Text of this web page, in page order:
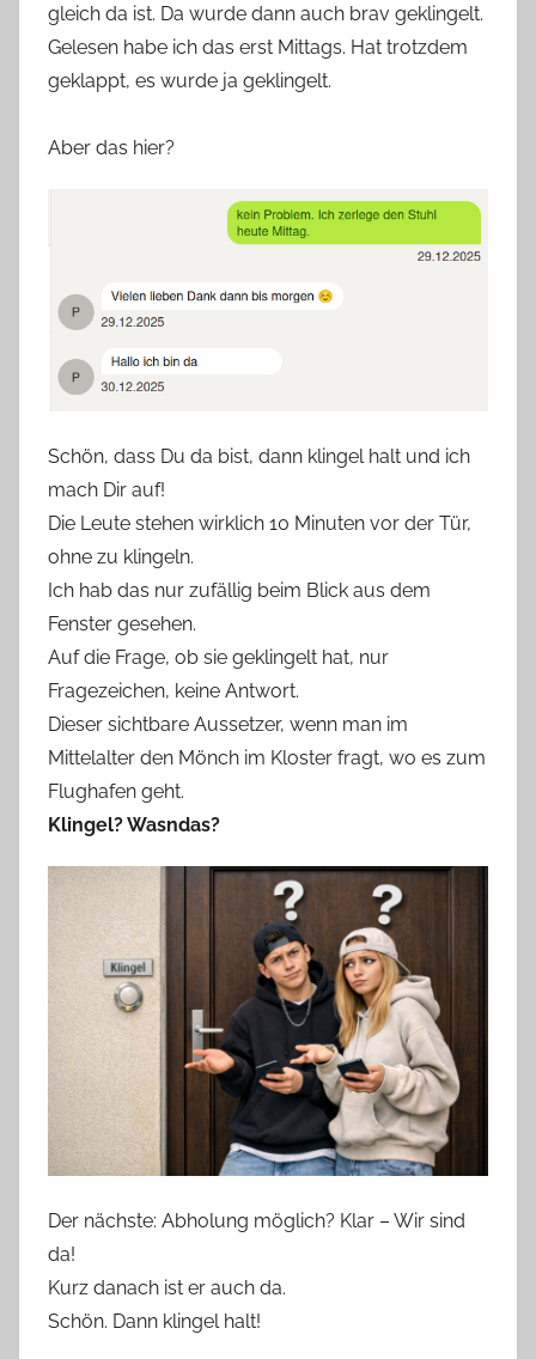
gleich da ist. Da wurde dann auch brav geklingelt.
Gelesen habe ich das erst Mittags. Hat trotzdem
geklappt, es wurde ja geklingelt.
Aber das hier?
Schön, dass Du da bist, dann klingel halt und ich
mach Dir auf!
Die Leute stehen wirklich 10 Minuten vor der Tür,
ohne zu klingeln.
Ich hab das nur zufällig beim Blick aus dem
Fenster gesehen.
Auf die Frage, ob sie geklingelt hat, nur
Fragezeichen, keine Antwort.
Dieser sichtbare Aussetzer, wenn man im
Mittelalter den Mönch im Kloster fragt, wo es zum
Flughafen geht.
Klingel? Wasndas?
Der nächste: Abholung möglich? Klar – Wir sind
da!
Kurz danach ist er auch da.
Schön. Dann klingel halt!